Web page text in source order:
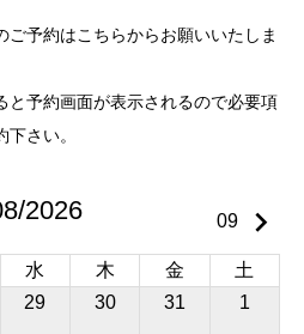
ご予約はこちらからお願いいたしま
と予約画面が表示されるので必要項
さい。
2026 09 keyboard_arrow_right
水 木 金
土
29 30 31 1